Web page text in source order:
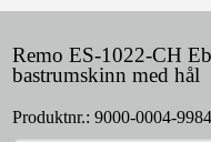
Remo ES-1022-CH
bastrumskinn med hål
Produktnr.: 9000-0004-9984